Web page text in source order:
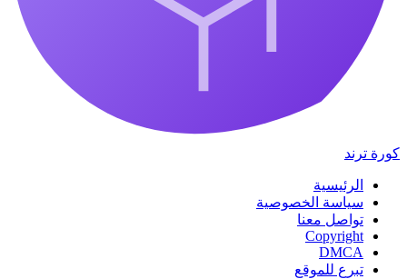
كورة ترند
الرئيسية
سياسة الخصوصية
تواصل معنا
Copyright
DMCA
تبرع للموقع